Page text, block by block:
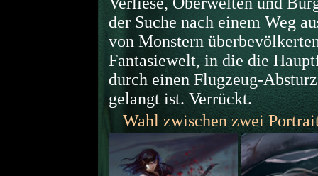
der Suche nach einem Weg
von Monstern
Fantasiewelt, in die die
durch einen Flugzeug-
gelangt ist. Verrückt.
Wahl zwischen zwei